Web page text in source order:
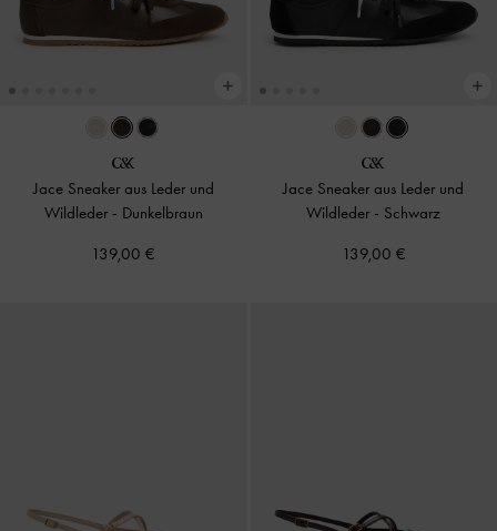
Jace Sneaker aus Leder und
Wildleder - Dunkelbraun
139,00 €
Jace Sneaker aus Leder und
Wildleder - Schwarz
139,00 €